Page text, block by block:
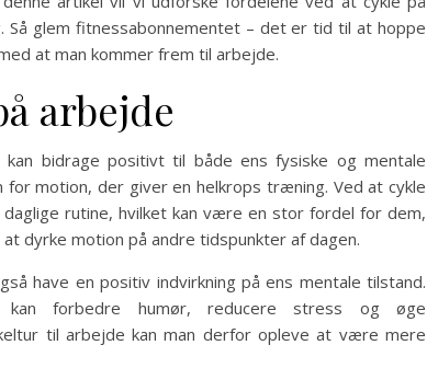
glem fitnessabonnementet – det er tid til at hoppe
at man kommer frem til arbejde.
arbejde
bidrage positivt til både ens fysiske og mentale
motion, der giver en helkrops træning. Ved at cykle
rutine, hvilket kan være en stor fordel for dem,
dyrke motion på andre tidspunkter af dagen.
have en positiv indvirkning på ens mentale tilstand.
forbedre humør, reducere stress og øge
til arbejde kan man derfor opleve at være mere